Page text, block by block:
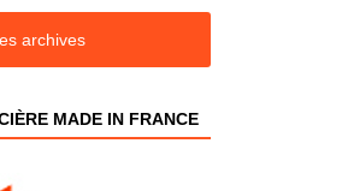
archives
MADE IN FRANCE